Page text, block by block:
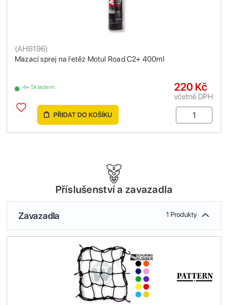
Mazací sprej na řetěz Motul Road C2+ 400ml
(AH6196)
4+ Skladem 220 Kč
včetně DPH
PŘIDAT DO KOŠÍKU
Příslušenství a zavazadla
Zavazadla 1 Produkty